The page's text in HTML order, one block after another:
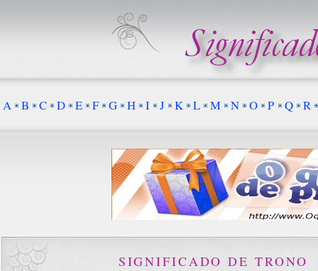
SIGNIFICADO DE TRONO
A B C D E F G H I J K L M N O P Q R